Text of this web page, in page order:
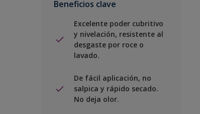
Beneficios clave
Excelente poder cubritivo
y nivelación, resistente al
desgaste por roce o
lavado.
De fácil aplicación, no
salpica y rápido secado.
No deja olor.